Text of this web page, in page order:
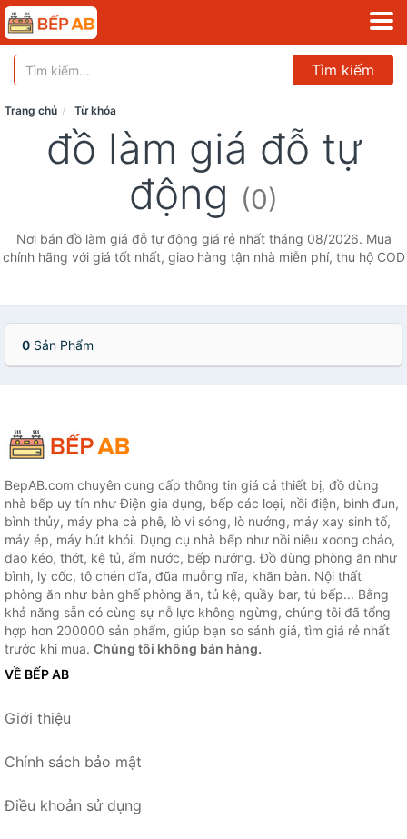
Tìm kiếm
Trang chủ Từ khóa
đồ làm giá đỗ tự
động (0)
Nơi bán đồ làm giá đỗ tự động giá rẻ nhất tháng 08/2026. Mua
chính hãng với giá tốt nhất, giao hàng tận nhà miễn phí, thu hộ COD
0 Sản Phẩm
BepAB.com chuyên cung cấp thông tin giá cả thiết bị, đồ dùng
nhà bếp uy tín như Điện gia dụng, bếp các loại, nồi điện, bình đun,
bình thủy, máy pha cà phê, lò vi sóng, lò nướng, máy xay sinh tố,
máy ép, máy hút khói. Dụng cụ nhà bếp như nồi niêu xoong chảo,
dao kéo, thớt, kệ tủ, ấm nước, bếp nướng. Đồ dùng phòng ăn như
bình, ly cốc, tô chén dĩa, đũa muỗng nĩa, khăn bàn. Nội thất
phòng ăn như bàn ghế phòng ăn, tủ kệ, quầy bar, tủ bếp... Bằng
khả năng sẵn có cùng sự nỗ lực không ngừng, chúng tôi đã tổng
hợp hơn 200000 sản phẩm, giúp bạn so sánh giá, tìm giá rẻ nhất
trước khi mua. Chúng tôi không bán hàng.
VỀ BẾP AB
Giới thiệu
Chính sách bảo mật
Điều khoản sử dụng